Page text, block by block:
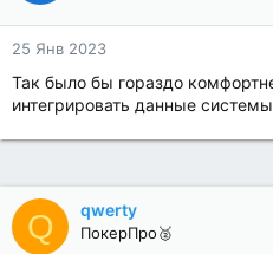
25 Янв 2023
Так было бы гораздо
интегрировать данные
Q qwerty
ПокерПро🥈